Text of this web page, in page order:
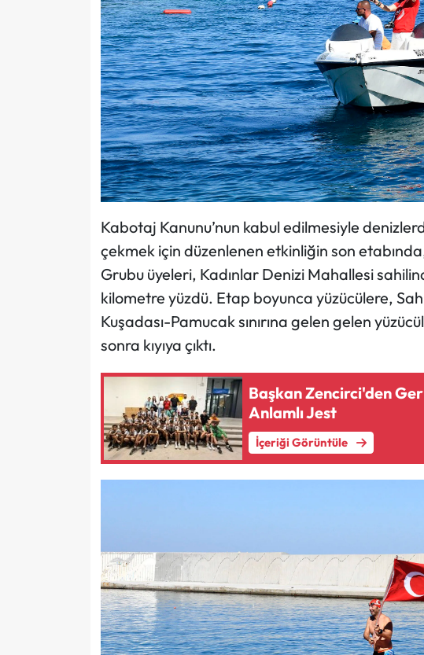
Kabotaj Kanunu’nun kabul edilmesiyle
çekmek için düzenlenen etkinliğin son
Grubu üyeleri, Kadınlar Denizi Mahallesi
kilometre yüzdü. Etap boyunca yüzücülere,
Kuşadası-Pamucak sınırına gelen gelen
sonra kıyıya çıktı.
Başkan Zencirci'den
Anlamlı Jest
İçeriği Görüntüle